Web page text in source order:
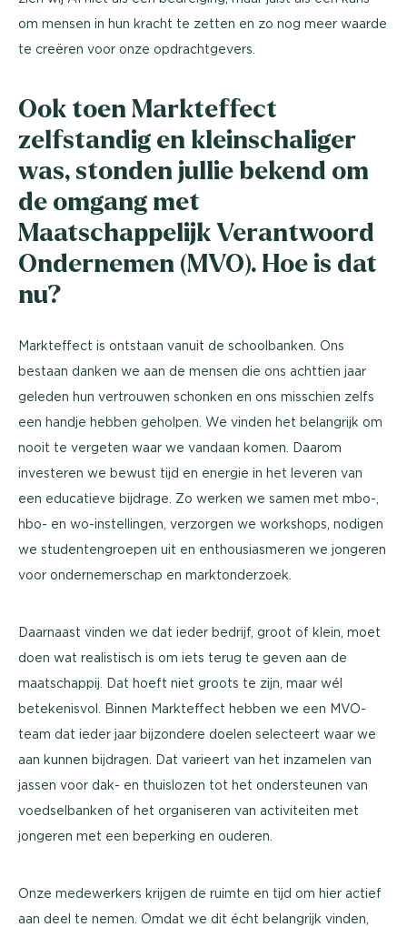
om mensen in hun kracht te zetten en zo nog meer waarde
te creëren voor onze opdrachtgevers.
Ook toen Markteffect
zelfstandig en kleinschaliger
was, stonden jullie bekend om
de omgang met
Maatschappelijk Verantwoord
Ondernemen (MVO). Hoe is dat
nu?
Markteffect is ontstaan vanuit de schoolbanken. Ons
bestaan danken we aan de mensen die ons achttien jaar
geleden hun vertrouwen schonken en ons misschien zelfs
een handje hebben geholpen. We vinden het belangrijk om
nooit te vergeten waar we vandaan komen. Daarom
investeren we bewust tijd en energie in het leveren van
een educatieve bijdrage. Zo werken we samen met mbo-,
hbo- en wo-instellingen, verzorgen we workshops, nodigen
we studentengroepen uit en enthousiasmeren we jongeren
voor ondernemerschap en marktonderzoek.
Daarnaast vinden we dat ieder bedrijf, groot of klein, moet
doen wat realistisch is om iets terug te geven aan de
maatschappij. Dat hoeft niet groots te zijn, maar wél
betekenisvol. Binnen Markteffect hebben we een MVO-
team dat ieder jaar bijzondere doelen selecteert waar we
aan kunnen bijdragen. Dat varieert van het inzamelen van
jassen voor dak- en thuislozen tot het ondersteunen van
voedselbanken of het organiseren van activiteiten met
jongeren met een beperking en ouderen.
Onze medewerkers krijgen de ruimte en tijd om hier actief
aan deel te nemen. Omdat we dit écht belangrijk vinden,